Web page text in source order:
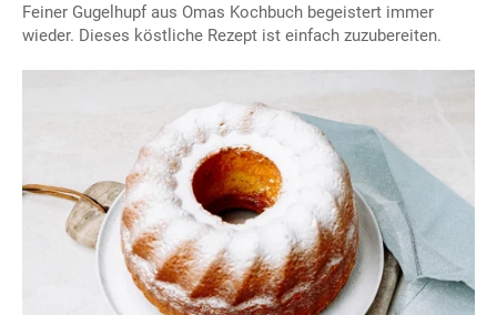
Feiner Gugelhupf aus Omas Kochbuch begeistert immer
wieder. Dieses köstliche Rezept ist einfach zuzubereiten.